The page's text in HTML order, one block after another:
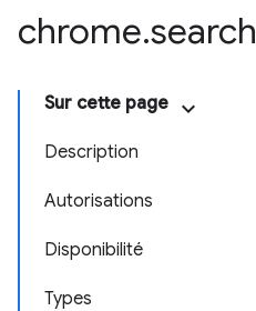
chrome.search
Sur cette page
Description
Autorisations
Disponibilité
Types